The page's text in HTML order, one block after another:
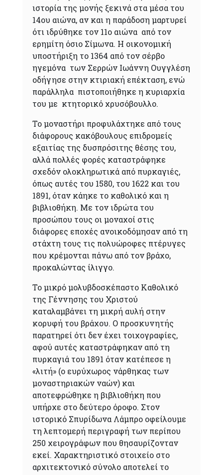
ιστορία της μονής ξεκινά στα μέσα του
14ου αιώνα, αν και η παράδοση μαρτυρεί
ότι ιδρύθηκε τον 11ο αιώνα από τον
ερημίτη όσιο Σίμωνα. Η οικονομική
υποστήριξη το 1364 από τον σέρβο
ηγεμόνα των Σερρών Ιωάννη Ουγγλέση
οδήγησε στην κτιριακή επέκταση, ενώ
παράλληλα πιστοποιήθηκε η κυριαρχία
του με κτητορικό χρυσόβουλλο.
Το μοναστήρι προφυλάχτηκε από τους
διάφορους κακόβουλους επιδρομείς
εξαιτίας της δυσπρόσιτης θέσης του,
αλλά πολλές φορές καταστράφηκε
σχεδόν ολοκληρωτικά από πυρκαγιές,
όπως αυτές του 1580, του 1622 και του
1891, όταν κάηκε το καθολικό και η
βιβλιοθήκη. Με τον ιδρώτα του
προσώπου τους οι μοναχοί στις
διάφορες εποχές ανοικοδόμησαν από τη
στάχτη τους τις πολυώροφες πτέρυγες
που κρέμονται πάνω από τον βράχο,
προκαλώντας ίλιγγο.
Το μικρό μολυβδοσκέπαστο Καθολικό
της Γέννησης του Χριστού
καταλαμβάνει τη μικρή αυλή στην
κορυφή του βράχου. Ο προσκυνητής
παρατηρεί ότι δεν έχει τοιχογραφίες,
αφού αυτές καταστράφηκαν από τη
πυρκαγιά του 1891 όταν κατέπεσε η
«λιτή» (ο ευρύχωρος νάρθηκας των
μοναστηριακών ναών) και
αποτεφρώθηκε η βιβλιοθήκη που
υπήρχε στο δεύτερο όροφο. Στον
ιστορικό Σπυρίδωνα Λάμπρο οφείλουμε
τη λεπτομερή περιγραφή των περίπου
250 χειρογράφων που θησαυρίζονταν
εκεί. Χαρακτηριστικό στοιχείο στο
αρχιτεκτονικό σύνολο αποτελεί το